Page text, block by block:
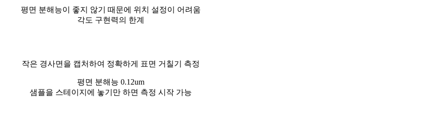
평면 분해능이 좋지 않기 때문에 위치 설정이 어려움
각도 구현력의 한계
작은 경사면을 캡처하여 정확하게 표면 거칠기 측정
평면 분해능 0.12um
샘플을 스테이지에 놓기만 하면 측정 시작 가능